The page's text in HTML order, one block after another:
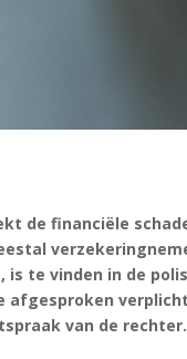
de financiële
is te vinden in de
afgesproken
van de rechter.